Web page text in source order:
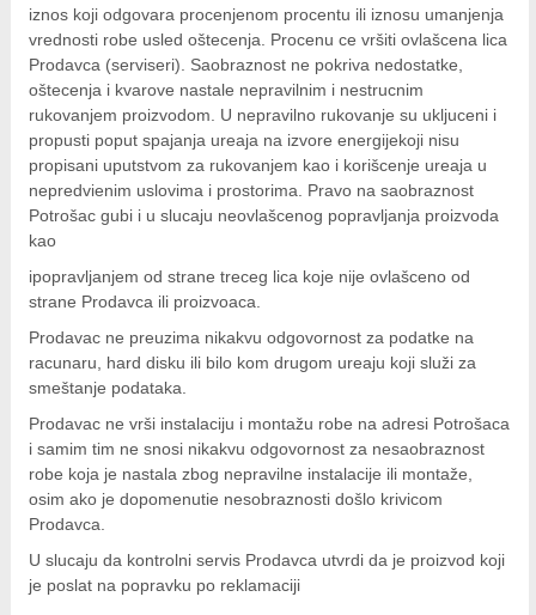
iznos koji odgovara procenjenom procentu ili iznosu umanjenja
vrednosti robe usled oštecenja. Procenu ce vršiti ovlašcena lica
Prodavca (serviseri). Saobraznost ne pokriva nedostatke,
oštecenja i kvarove nastale nepravilnim i nestrucnim
rukovanjem proizvodom. U nepravilno rukovanje su ukljuceni i
propusti poput spajanja ureaja na izvore energijekoji nisu
propisani uputstvom za rukovanjem kao i korišcenje ureaja u
nepredvienim uslovima i prostorima. Pravo na saobraznost
Potrošac gubi i u slucaju neovlašcenog popravljanja proizvoda
kao
ipopravljanjem od strane treceg lica koje nije ovlašceno od
strane Prodavca ili proizvoaca.
Prodavac ne preuzima nikakvu odgovornost za podatke na
racunaru, hard disku ili bilo kom drugom ureaju koji služi za
smeštanje podataka.
Prodavac ne vrši instalaciju i montažu robe na adresi Potrošaca
i samim tim ne snosi nikakvu odgovornost za nesaobraznost
robe koja je nastala zbog nepravilne instalacije ili montaže,
osim ako je dopomenutie nesobraznosti došlo krivicom
Prodavca.
U slucaju da kontrolni servis Prodavca utvrdi da je proizvod koji
je poslat na popravku po reklamaciji